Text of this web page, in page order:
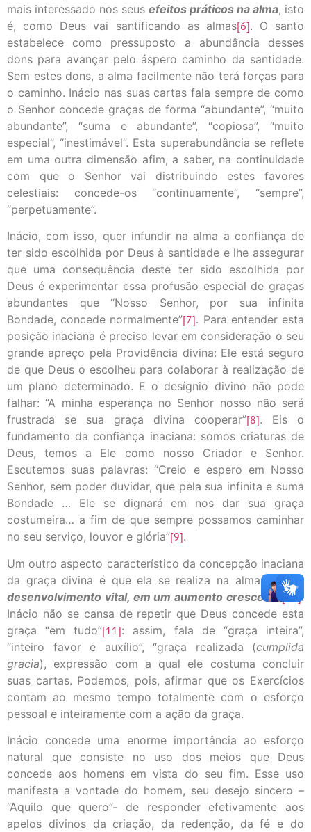
mais interessado nos seus efeitos práticos na alma, isto
é, como Deus vai santificando as almas[6]. O santo
estabelece como pressuposto a abundância desses
dons para avançar pelo áspero caminho da santidade.
Sem estes dons, a alma facilmente não terá forças para
o caminho. Inácio nas suas cartas fala sempre de como
o Senhor concede graças de forma “abundante”, “muito
abundante”, “suma e abundante”, “copiosa”, “muito
especial”, “inestimável”. Esta superabundância se reflete
em uma outra dimensão afim, a saber, na continuidade
com que o Senhor vai distribuindo estes favores
celestiais: concede-os “continuamente”, “sempre”,
“perpetuamente”.
Inácio, com isso, quer infundir na alma a confiança de
ter sido escolhida por Deus à santidade e lhe assegurar
que uma consequência deste ter sido escolhida por
Deus é experimentar essa profusão especial de graças
abundantes que “Nosso Senhor, por sua infinita
Bondade, concede normalmente”[7]. Para entender esta
posição inaciana é preciso levar em consideração o seu
grande apreço pela Providência divina: Ele está seguro
de que Deus o escolheu para colaborar à realização de
um plano determinado. E o desígnio divino não pode
falhar: “A minha esperança no Senhor nosso não será
frustrada se sua graça divina cooperar”[8]. Eis o
fundamento da confiança inaciana: somos criaturas de
Deus, temos a Ele como nosso Criador e Senhor.
Escutemos suas palavras: “Creio e espero em Nosso
Senhor, sem poder duvidar, que pela sua infinita e suma
Bondade … Ele se dignará em nos dar sua graça
costumeira… a fim de que sempre possamos caminhar
no seu serviço, louvor e glória”[9].
Um outro aspecto característico da concepção inaciana
da graça divina é que ela se realiza na alma em um
desenvolvimento vital, em um aumento crescente [10] .
Inácio não se cansa de repetir que Deus concede esta
graça “em tudo”[11]: assim, fala de “graça inteira”,
“inteiro favor e auxílio”, “graça realizada (cumplida
gracia), expressão com a qual ele costuma concluir
suas cartas. Podemos, pois, afirmar que os Exercícios
contam ao mesmo tempo totalmente com o esforço
pessoal e inteiramente com a ação da graça.
Inácio concede uma enorme importância ao esforço
natural que consiste no uso dos meios que Deus
concede aos homens em vista do seu fim. Esse uso
manifesta a vontade do homem, seu desejo sincero –
“Aquilo que quero”- de responder efetivamente aos
apelos divinos da criação, da redenção, da fé e do